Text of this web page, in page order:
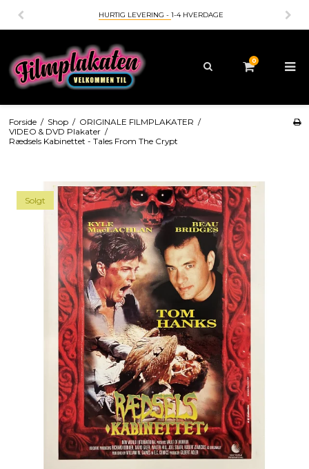
HURTIG LEVERING - 1-4 HVERDAGE
0
Forside / Shop / ORIGINALE FILMPLAKATER /
VIDEO & DVD Plakater /
Rædsels Kabinettet - Tales From The Crypt
Solgt